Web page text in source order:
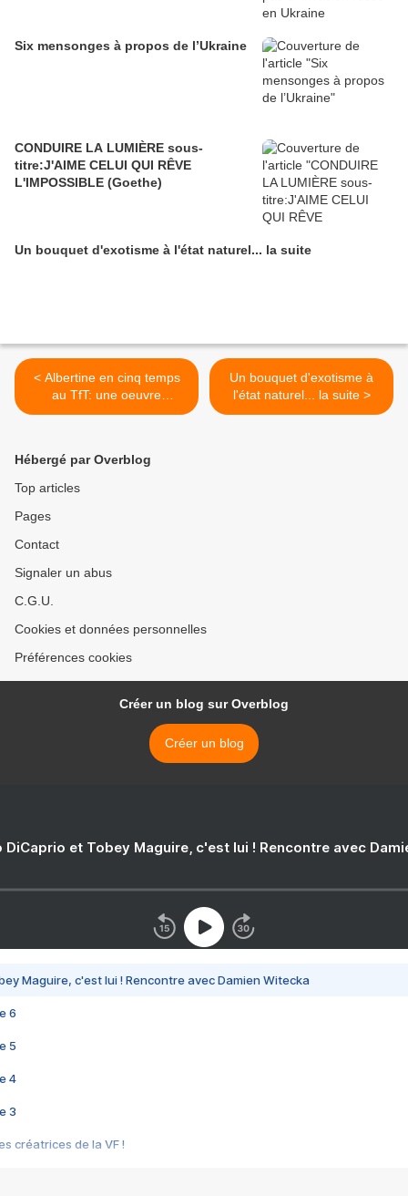
Six mensonges à propos de l’Ukraine
CONDUIRE LA LUMIÈRE sous-
titre:J'AIME CELUI QUI RÊVE
L'IMPOSSIBLE (Goethe)
Un bouquet d'exotisme à l'état naturel... la suite
< Albertine en cinq temps
au TfT: une oeuvre
intemporelle - L'Express
Un bouquet d'exotisme à
l'état naturel... la suite >
Hébergé par Overblog
Top articles
Pages
Contact
Signaler un abus
C.G.U.
Cookies et données personnelles
Préférences cookies
Créer un blog sur Overblog
Créer un blog
DiCaprio et Tobey Maguire, c'est lui ! Rencontre avec
Maguire, c'est lui ! Rencontre avec Damien Witecka
6
5
4
3
créatrices de la VF !